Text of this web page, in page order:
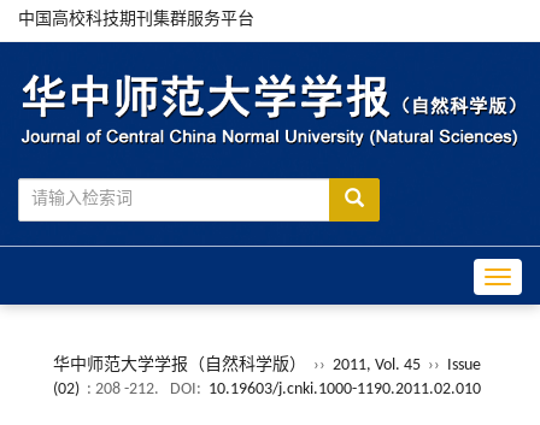
中国高校科技期刊集群服务平台
华中师范大学学报（自然科学版） ›› 2011, Vol. 45 ››
Issue
(02) : 208 -212. DOI: 10.19603/j.cnki.1000-1190.2011.02.010